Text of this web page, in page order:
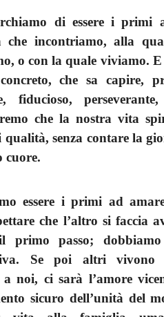
di essere i primi
che incontriamo, alla
o con la quale viviamo.
che sa capire,
fiducioso,
che la nostra vita
qualità, senza contare la
cuore.
essere i primi ad
che l’altro si faccia
primo passo;
Se poi altri vivono
a noi, ci sarà l’amore
sicuro dell’unità del